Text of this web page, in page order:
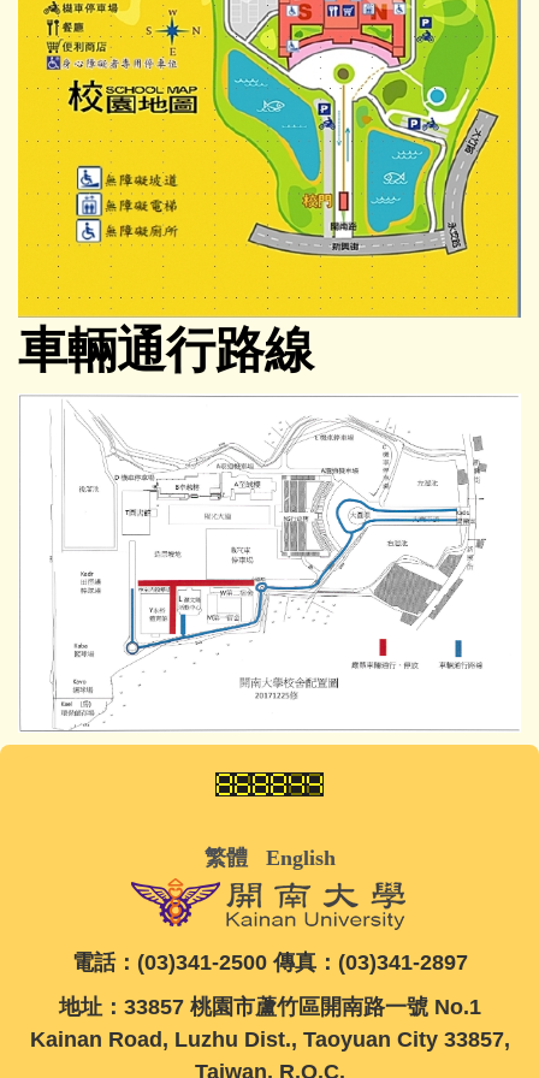
車輛通行路線
繁體 English
電話：(03)341-2500 傳真：(03)341-2897
地址：33857 桃園市蘆竹區開南路一號 No.1
Kainan Road, Luzhu Dist., Taoyuan City 33857,
Taiwan, R.O.C.